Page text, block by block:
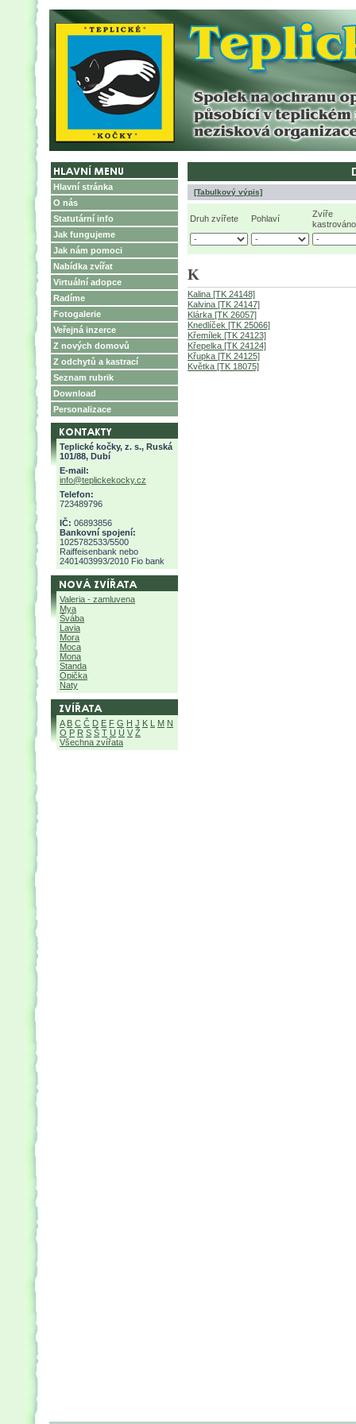
Hlavní stránka
O nás
Statutární info
Jak fungujeme
Jak nám pomoci
Nabídka zvířat
Virtuální adopce
Radíme
Fotogalerie
Veřejná inzerce
Z nových domovů
Z odchytů a kastrací
Seznam rubrik
Download
Personalizace
Teplické kočky, z. s., Ruská
101/88, Dubí
E-mail:
info@teplickekocky.cz
Telefon:
723489796
IČ: 06893856
Bankovní spojení:
1025782533/5500
Raiffeisenbank nebo
2401403993/2010 Fio bank
Valeria - zamluvena
Mya
Švába
Lavia
Mora
Moca
Mona
Standa
Opička
Naty
A B C Č D E F G H J K L M N
O P R S Š T U Ú V Ž
Všechna zvířata
[Tabulkový výpis]
Druh zvířete Pohlaví
Zvíře
kastrováno
K
Kalina [TK 24148]
Kalvina [TK 24147]
Klárka [TK 26057]
Knedlíček [TK 25066]
Křemílek [TK 24123]
Křepelka [TK 24124]
Křupka [TK 24125]
Květka [TK 18075]